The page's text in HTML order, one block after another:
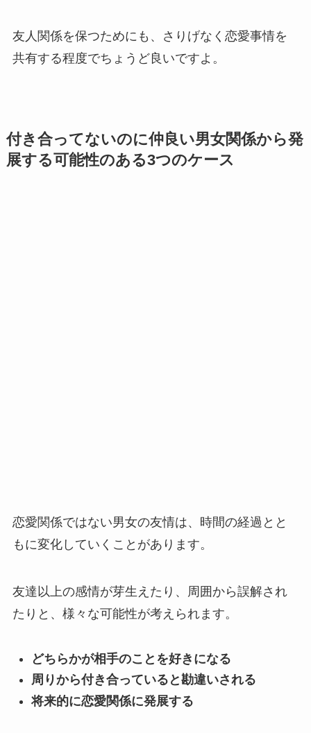
友人関係を保つためにも、さりげなく恋愛事情を
共有する程度でちょうど良いですよ。
付き合ってないのに仲良い男女関係から発
展する可能性のある3つのケース
恋愛関係ではない男女の友情は、時間の経過とと
もに変化していくことがあります。
友達以上の感情が芽生えたり、周囲から誤解され
たりと、様々な可能性が考えられます。
どちらかが相手のことを好きになる
周りから付き合っていると勘違いされる
将来的に恋愛関係に発展する